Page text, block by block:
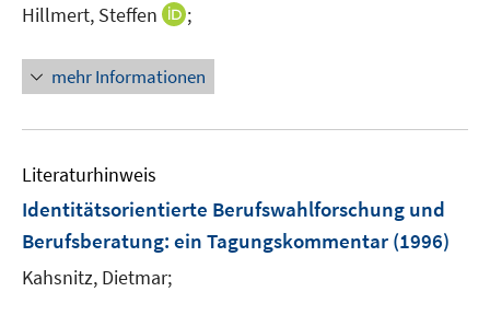
Hillmert, Steffen
I
n
e
F
e
n
;
mehr Informationen
Literaturhinweis
Identitätsorientierte Berufswahlforschung und
Berufsberatung: ein Tagungskommentar (1996)
Kahsnitz, Dietmar;